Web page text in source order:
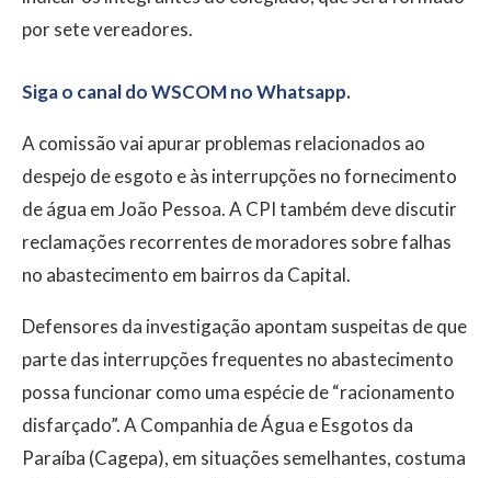
por sete vereadores.
Siga o canal do WSCOM no Whatsapp.
A comissão vai apurar problemas relacionados ao
despejo de esgoto e às interrupções no fornecimento
de água em João Pessoa. A CPI também deve discutir
reclamações recorrentes de moradores sobre falhas
no abastecimento em bairros da Capital.
Defensores da investigação apontam suspeitas de que
parte das interrupções frequentes no abastecimento
possa funcionar como uma espécie de “racionamento
disfarçado”. A Companhia de Água e Esgotos da
Paraíba (Cagepa), em situações semelhantes, costuma